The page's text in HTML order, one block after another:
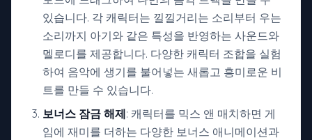
있습니다. 각 캐릭터는 낄낄거리는 소리부터 우는
소리까지 아기와 같은 특성을 반영하는 사운드와
멜로디를 제공합니다. 다양한 캐릭터 조합을 실험
하여 음악에 생기를 불어넣는 새롭고 흥미로운 비
트를 만들 수 있습니다.
보너스 잠금 해제: 캐릭터를 믹스 앤 매치하면 게
임에 재미를 더하는 다양한 보너스 애니메이션과